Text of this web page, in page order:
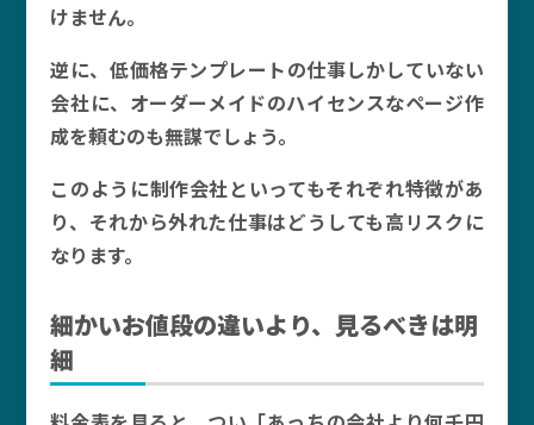
けません。
逆に、低価格テンプレートの仕事しかしていない
会社に、オーダーメイドのハイセンスなページ作
成を頼むのも無謀でしょう。
このように制作会社といってもそれぞれ特徴があ
り、それから外れた仕事はどうしても高リスクに
なります。
細かいお値段の違いより、見るべきは明
細